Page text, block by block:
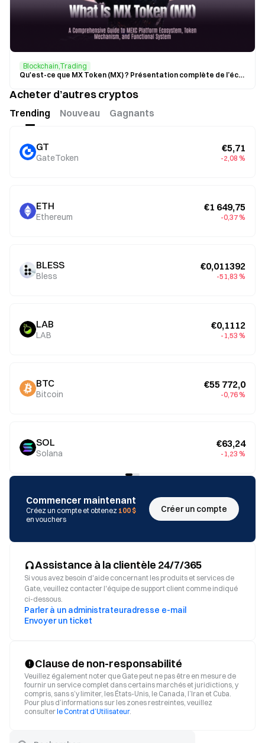
Blockchain,Trading
Qu'est-ce que MX Token (MX) ? Présentation complète de l’écosystème de la plateforme MEXC, du fonctionnement du Token et du framework
Acheter d’autres cryptos
Trending Nouveau Gagnants
GT
GateToken
€5,71
-2,08 %
ETH
Ethereum
€1 649,75
-0,37 %
BLESS
Bless
€0,011392
-51,83 %
LAB
LAB
€0,1112
-1,53 %
BTC
Bitcoin
€55 772,0
-0,76 %
SOL
Solana
€63,24
-1,23 %
Commencer maintenant
Créez un compte et obtenez 100 $
en vouchers
Créer un compte
Assistance à la clientèle 24/7/365
Si vous avez besoin d'aide concernant les produits et services de
Gate, veuillez contacter l'équipe de support client comme indiqué
ci-dessous.
Parler à un administrateuradresse e-mail
Envoyer un ticket
Clause de non-responsabilité
Veuillez également noter que Gate peut ne pas être en mesure de
fournir un service complet dans certains marchés et juridictions, y
compris, sans s’y limiter, les États-Unis, le Canada, l’Iran et Cuba.
Pour plus d’informations sur les zones restreintes, veuillez
consulterle Contrat d’Utilisateur.